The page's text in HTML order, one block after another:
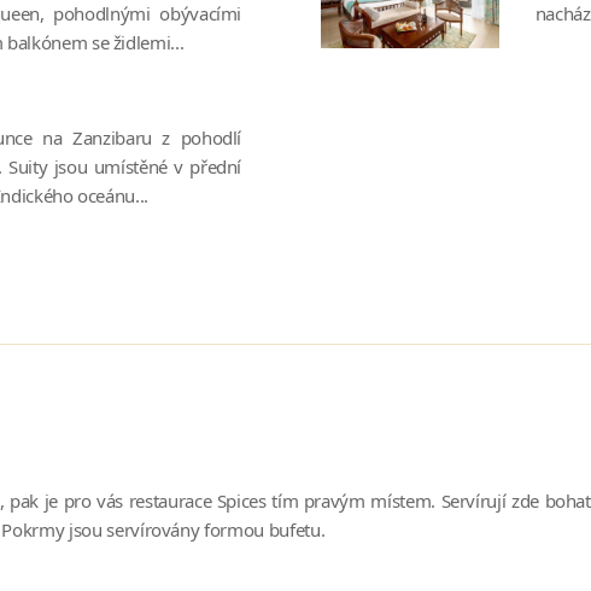
pohodlnými obývacími
se židlemi...
na Zanzibaru z pohodlí
jsou umístěné v přední
oceánu...
je pro vás restaurace Spices tím pravým místem. Servírují zde
jsou servírovány formou bufetu.